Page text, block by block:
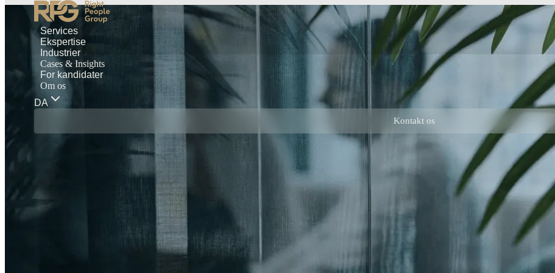
Services
Ekspertise
Industrier
Cases & Insights
For kandidater
Om os
DA
Kontakt os